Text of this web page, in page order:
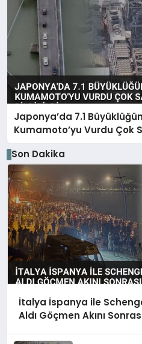
Japonya’da 7.1
Kumamoto’yu Vurdu Çok
Bildirildi
Son Dakika
İtalya İspanya ile
Aldı Göçmen Akını